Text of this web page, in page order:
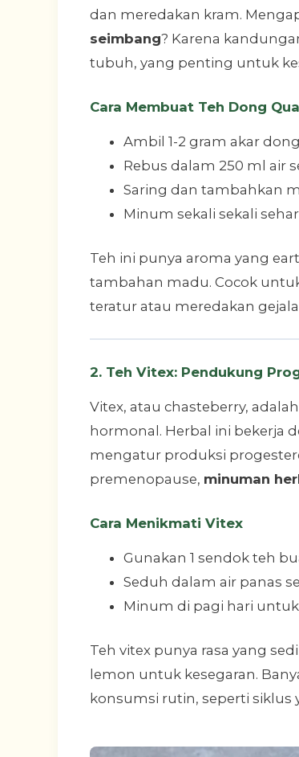
dan meredakan kram.
seimbang? Karena
tubuh, yang penting untuk
Cara Membuat Teh Dong
Ambil 1-2 gram akar
Rebus dalam 250 ml air
Saring dan tambahkan
Minum sekali sekali
Teh ini punya aroma yang
tambahan madu. Cocok
teratur atau meredakan gejala
2. Teh Vitex: Pendukung
Vitex, atau chasteberry,
hormonal. Herbal ini bekerja
mengatur produksi
premenopause, minuman
Cara Menikmati Vitex
Gunakan 1 sendok teh
Seduh dalam air panas
Minum di pagi hari
Teh vitex punya rasa yang
lemon untuk kesegaran.
konsumsi rutin, seperti siklus